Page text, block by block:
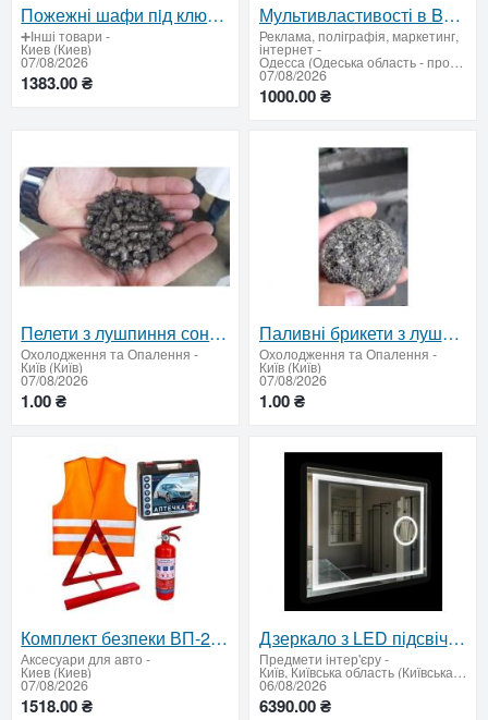
Пожежні шафи пiд ключ вiд виробника — виготовлення та доставка по Україні
➕Інші товари -
Киев (Киев)
07/08/2026
1383.00 ₴
Мультивластивості в BAS / 1C
Реклама, поліграфія, маркетинг,
інтернет-
Одесса (Одеська область - продати купити)
07/08/2026
1000.00 ₴
Пелети з лушпиння соняшника оптом — від 22 тонн
Охолодження та Опалення -
Київ (Київ)
07/08/2026
1.00 ₴
Паливні брикети з лушпиння соняшника — ціна за тонну, від 22 т
Охолодження та Опалення -
Київ (Київ)
07/08/2026
1.00 ₴
Комплект безпеки ВП-2: аптечка, вогнегасник, знaк, жилет
Аксесуари для авто -
Киев (Киев)
07/08/2026
1518.00 ₴
Дзеркало з LED підсвічуванням та сферичним збільшувальним дзеркалом 850 х 1050 мм.
Предмети інтер'єру-
Київ, Київська область (Київська область - продати купити)
06/08/2026
6390.00 ₴